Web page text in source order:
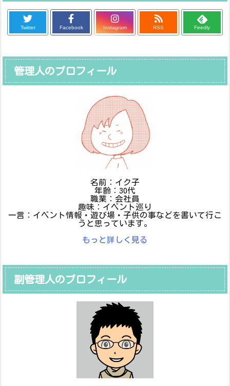
Twitter Facebook Instagram RSS Feedly
管理人のプロフィール
名前：イク子
年齢：30代
職業：会社員
趣味：イベント巡り
一言：イベント情報・遊び場・子供の事などを書いて行こ
うと思っています。
もっと詳しく見る
副管理人のプロフィール